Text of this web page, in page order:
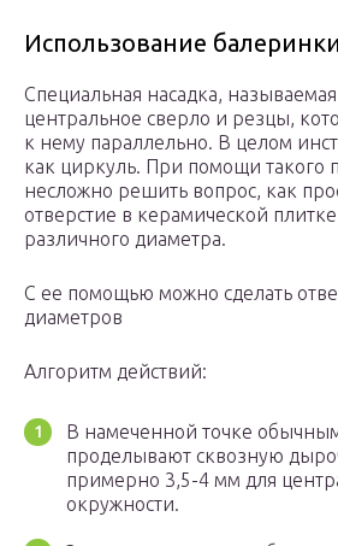
Использование балеринки
Специальная насадка,
центральное сверло и резцы,
к нему параллельно. В целом
как циркуль. При помощи такого
несложно решить вопрос, как
отверстие в керамической
различного диаметра.
С ее помощью можно сделать
диаметров
Алгоритм действий:
В намеченной точке
проделывают сквозную
примерно 3,5-4 мм для
окружности.